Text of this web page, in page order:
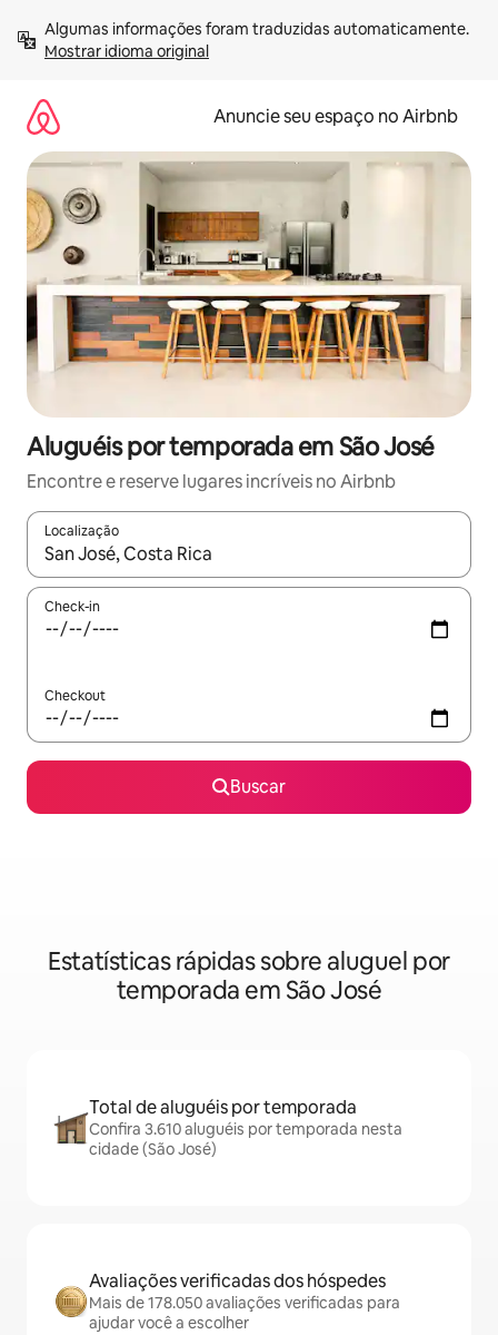
para
Mostrar idioma original
Anuncie seu espaço no Airbnb
Aluguéis por temporada em São José
Encontre e reserve lugares incríveis no Airbnb
Localização
Quando os resultados estiverem disponíveis, explore-os
Check-in
Checkout
Buscar
Estatísticas rápidas sobre aluguel por
temporada em São José
Total de aluguéis por temporada
Confira 3.610 aluguéis por temporada nesta
cidade (São José)
Avaliações verificadas dos hóspedes
Mais de 178.050 avaliações verificadas para
ajudar você a escolher